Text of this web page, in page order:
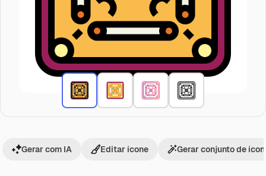
Gerar com IA Editar ícone Gerar conjunto de